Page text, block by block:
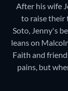
After his wife
to raise their
Soto, Jenny's
leans on
Faith and
pains, but